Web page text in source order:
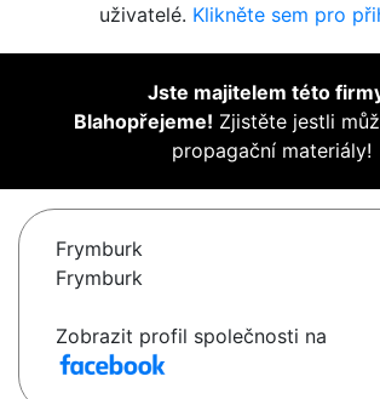
uživatelé. Klikněte sem pro
Jste majitelem této
Blahopřejeme! Zjistěte jestli
propagační materiály!
Frymburk
Frymburk
Zobrazit profil společnosti na